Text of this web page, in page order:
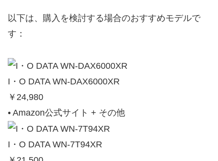
以下は、購入を検討する場合のおすすめモデルで
す：
I・O DATA WN‑DAX6000XR
￥24,980
• Amazon公式サイト + その他
I・O DATA WN‑7T94XR